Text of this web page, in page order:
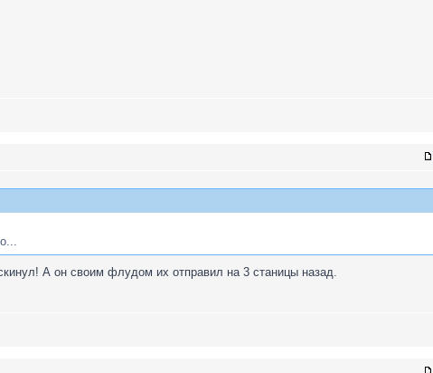
А он своим флудом их отправил на 3 станицы назад.